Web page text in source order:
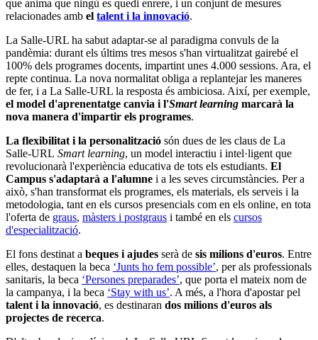
que anima que ningú es quedi enrere, i un conjunt de mesures
relacionades amb el talent i la innovació.
La Salle-URL ha sabut adaptar-se al paradigma convuls de la
pandèmia: durant els últims tres mesos s'han virtualitzat gairebé el
100% dels programes docents, impartint unes 4.000 sessions. Ara, el
repte continua. La nova normalitat obliga a replantejar les maneres
de fer, i a La Salle-URL la resposta és ambiciosa. Així, per exemple,
el model d'aprenentatge canvia i l'Smart learning marcarà la
nova manera d'impartir els programes.
La flexibilitat i la personalització són dues de les claus de La
Salle-URL Smart learning, un model interactiu i intel·ligent que
revolucionarà l'experiència educativa de tots els estudiants. El
Campus s'adaptarà a l'alumne i a les seves circumstàncies. Per a
això, s'han transformat els programes, els materials, els serveis i la
metodologia, tant en els cursos presencials com en els online, en tota
l'oferta de graus, màsters i postgraus i també en els cursos
d'especialització.
El fons destinat a beques i ajudes serà de sis milions d'euros. Entre
elles, destaquen la beca ‘Junts ho fem possible’, per als professionals
sanitaris, la beca ‘Persones preparades’, que porta el mateix nom de
la campanya, i la beca ‘Stay with us’. A més, a l'hora d'apostar pel
talent i la innovació, es destinaran dos milions d'euros als
projectes de recerca.